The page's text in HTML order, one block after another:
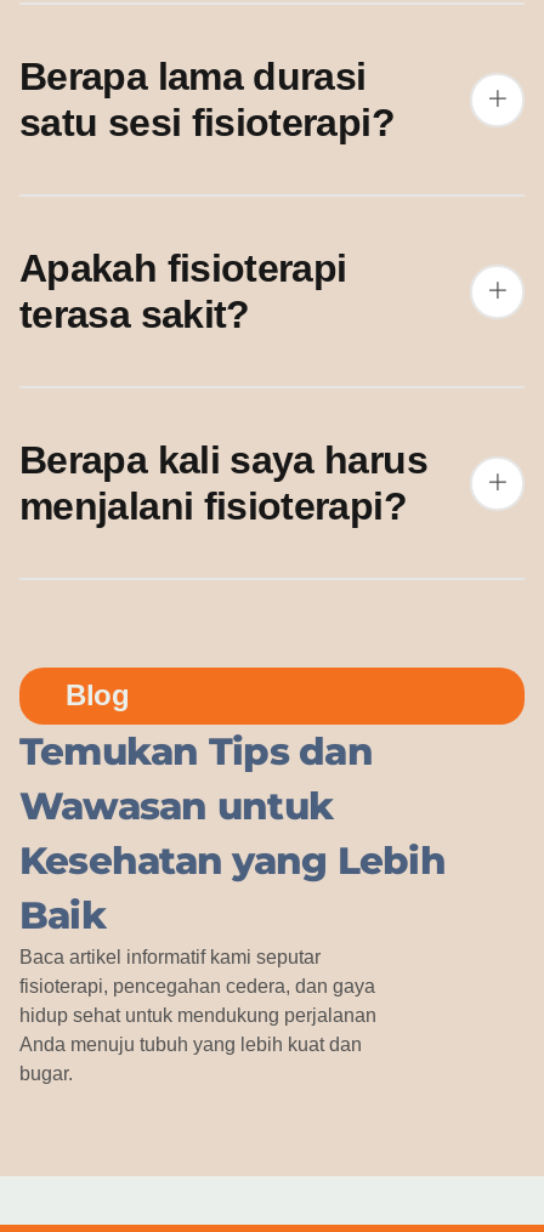
Berapa lama durasi
satu sesi fisioterapi?
Apakah fisioterapi
terasa sakit?
Berapa kali saya harus
menjalani fisioterapi?
Blog
Temukan Tips dan
Wawasan untuk
Kesehatan yang Lebih
Baik
Baca artikel informatif kami seputar
fisioterapi, pencegahan cedera, dan gaya
hidup sehat untuk mendukung perjalanan
Anda menuju tubuh yang lebih kuat dan
bugar.